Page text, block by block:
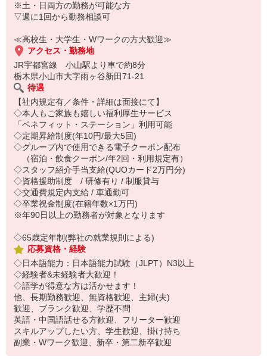
※土・日両方の勤務が可能な方
▽週に1回から勤務相談可
≪高校生・大学生・Wワークの方大歓迎≫
アクセス・勤務地
JR宇都宮線 小山駅より車で約8分
栃木県小山市大字雨ヶ谷新田71-21
待遇
【社内規定有／条件・詳細は面接にて】
◇本人もご家族も嬉しい福利厚生サービス
「ベネフィット・ステーション」利用可能
◇定期昇給制度(年10円/最大5回)
◇グループ内で使用できる電子クーポン配布
（宿泊・飲食クーポン/年2回・利用規定有）
◇スタッフ紹介手当支給(QUOカード2万円分)
◇資格援助制度 / 研修有り / 制服貸与
◇交通費規定内支給 / 車通勤可
◇卒業祝金制度(在籍年数×1万円)
※年90日以上の勤務者が対象となります
◇65歳定年制(弊社の就業規則による)
応募資格・経験
◇日本語能力：日本語能力試験（JLPT）N3以上
◇経験者&未経験者大歓迎！
◇語学が得意な方は活かせます！
他、長期勤務歓迎、無資格歓迎、主婦(夫)
歓迎、ブランク歓迎、学歴不問
英語・中国語話せる方歓迎、フリーター歓迎
スキルアップしたい方、学生歓迎、掛け持ち
副業・Wワーク歓迎、新卒・第二新卒歓迎